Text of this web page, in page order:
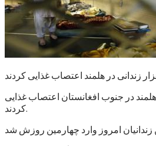
زندانی در هلمند اعتصاب غذایی کردند
در جنوب افغانستان اعتصاب غذایی
کردند.